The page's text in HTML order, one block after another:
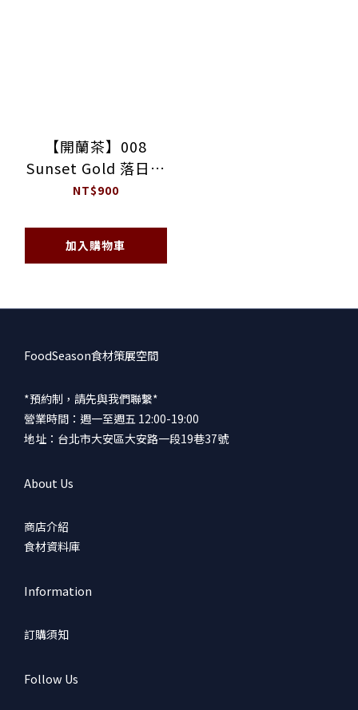
【開蘭茶】008
Sunset Gold 落日金
100ml瓶裝茶飲（6入
NT$900
加入購物車
FoodSeason食材策展空間
*預約制，請先與我們聯繫*
營業時間：週一至週五 12:00-19:00
地址：台北市大安區大安路一段19巷37號
About Us
商店介紹
食材資料庫
Information
訂購須知
Follow Us